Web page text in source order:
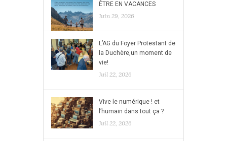
ÊTRE EN VACANCES
Juin 29, 2026
L’AG du Foyer Protestant de
la Duchère,un moment de
vie!
Juil 22, 2026
Vive le numérique ! et
l’humain dans tout ça ?
Juil 22, 2026